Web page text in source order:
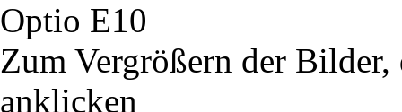
Optio E10
Zum Vergrößern der Bilder,
anklicken